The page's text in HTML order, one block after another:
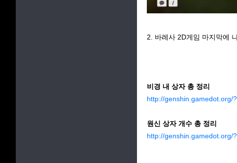
2. 바레사 2D게임 마지막에
비경 내 상자 총 정리
http://genshin.gamedot.org/
원신 상자 개수 총 정리
http://genshin.gamedot.org/